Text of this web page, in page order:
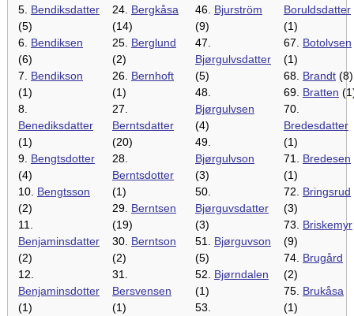
5. Bendiksdatter
(5)
6. Bendiksen
(6)
7. Bendikson
(1)
8.
Benediksdatter
(1)
9. Bengtsdotter
(4)
10. Bengtsson
(2)
11.
Benjaminsdatter
(2)
12.
Benjaminsdotter
(1)
24. Bergkåsa
(14)
25. Berglund
(2)
26. Bernhoft
(1)
27.
Berntsdatter
(20)
28.
Berntsdotter
(1)
29. Berntsen
(19)
30. Berntson
(2)
31.
Bersvensen
(1)
46. Bjurström
(9)
47.
Bjørgulvsdatter
(5)
48.
Bjørgulvsen
(4)
49.
Bjørgulvson
(3)
50.
Bjørguvsdatter
(3)
51. Bjørguvson
(5)
52. Bjørndalen
(1)
53.
Boruldsdatter
(1)
67. Botolvsen
(1)
68. Brandt (8)
69. Bratten
70.
Bredesdatter
(1)
71. Bredesen
(1)
72. Bringsrud
(3)
73. Briskemyr
(9)
74. Brugård
(2)
75. Brukåsa
(1)